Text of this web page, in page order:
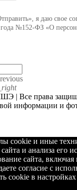
я даю свое
года №152-ФЗ «О
| Все права
информации и
cookie и иные
и анализа его
сайта,
согласие с
cookie в настройках